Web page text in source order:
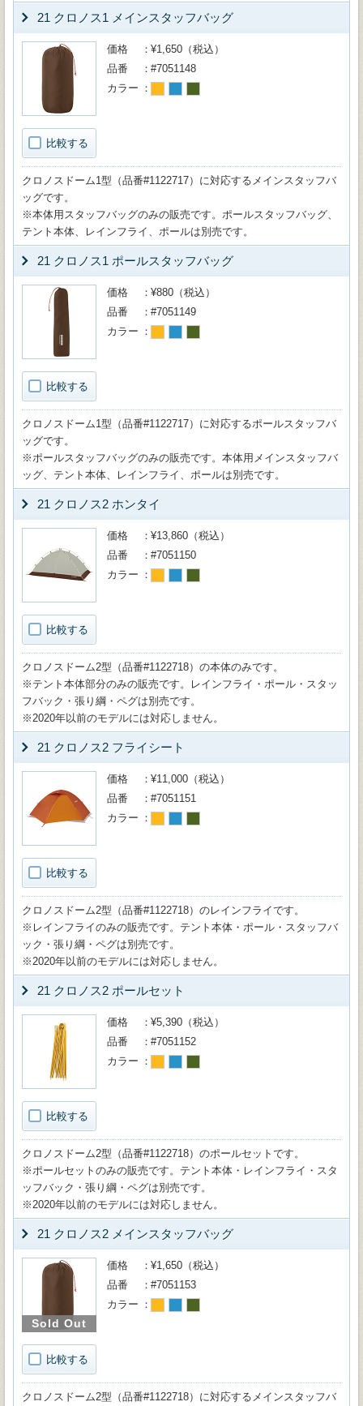
21 クロノス1 メインスタッフバッグ
比較する
価格
¥1,650（税込）
品番
#7051148
カラー
クロノスドーム1型（品番#1122717）に対応するメインスタッフバ
ッグです。
※本体用スタッフバッグのみの販売です。ポールスタッフバッグ、
テント本体、レインフライ、ポールは別売です。
21 クロノス1 ポールスタッフバッグ
比較する
価格
¥880（税込）
品番
#7051149
カラー
クロノスドーム1型（品番#1122717）に対応するポールスタッフバ
ッグです。
※ポールスタッフバッグのみの販売です。本体用メインスタッフバ
ッグ、テント本体、レインフライ、ポールは別売です。
21 クロノス2 ホンタイ
比較する
価格
¥13,860（税込）
品番
#7051150
カラー
クロノスドーム2型（品番#1122718）の本体のみです。
※テント本体部分のみの販売です。レインフライ・ポール・スタッ
フバック・張り綱・ペグは別売です。
※2020年以前のモデルには対応しません。
21 クロノス2 フライシート
比較する
価格
¥11,000（税込）
品番
#7051151
カラー
クロノスドーム2型（品番#1122718）のレインフライです。
※レインフライのみの販売です。テント本体・ポール・スタッフバ
ック・張り綱・ペグは別売です。
※2020年以前のモデルには対応しません。
21 クロノス2 ポールセット
比較する
価格
¥5,390（税込）
品番
#7051152
カラー
クロノスドーム2型（品番#1122718）のポールセットです。
※ポールセットのみの販売です。テント本体・レインフライ・スタ
ッフバック・張り綱・ペグは別売です。
※2020年以前のモデルには対応しません。
21 クロノス2 メインスタッフバッグ
Sold Out
比較する
価格
¥1,650（税込）
品番
#7051153
カラー
クロノスドーム2型（品番#1122718）に対応するメインスタッフバ